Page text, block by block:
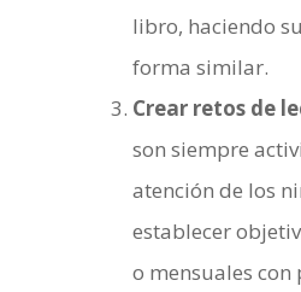
libro, haciendo
forma similar.
Crear retos de
son siempre
atención de los
establecer
o mensuales con